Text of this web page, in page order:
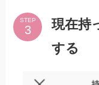
STEP
現在持
する